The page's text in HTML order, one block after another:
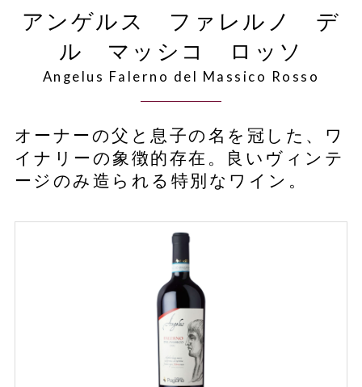
アンゲルス ファレルノ デ
ル マッシコ ロッソ
Angelus Falerno del Massico Rosso
オーナーの父と息子の名を冠した、ワ
イナリーの象徴的存在。良いヴィンテ
ージのみ造られる特別なワイン。